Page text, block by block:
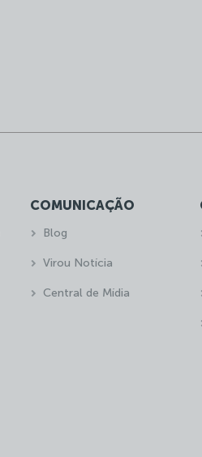
COMUNICAÇÃO
Blog
Virou Notícia
Central de Mídia